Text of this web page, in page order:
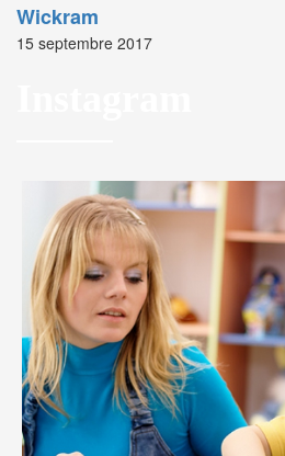
Wickram
15 septembre 2017